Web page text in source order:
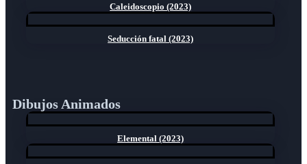
Caleidoscopio (2023)
Seducción fatal (2023)
Dibujos Animados
Elemental (2023)